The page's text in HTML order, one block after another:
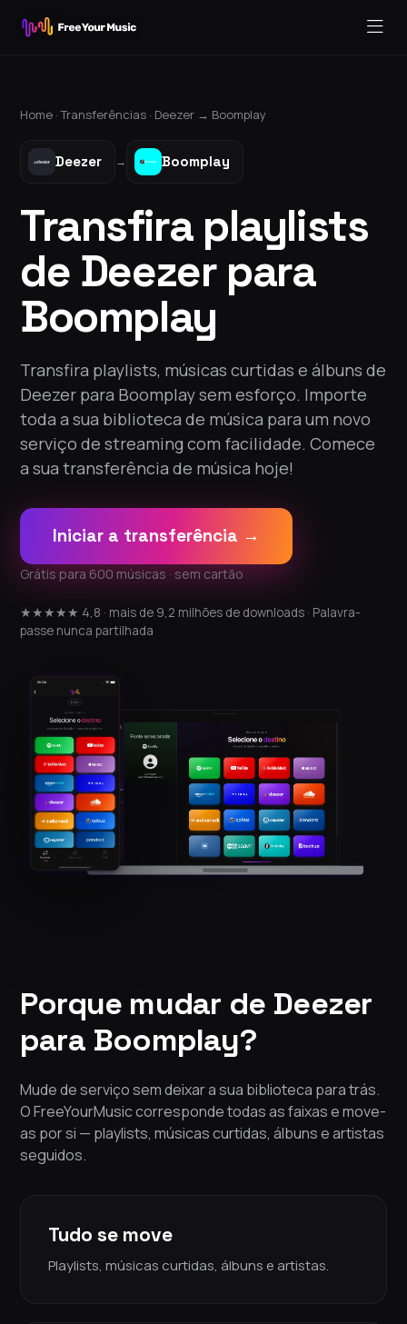
Home ·Transferências · Deezer → Boomplay
Deezer → Boomplay
Transfira playlists
de Deezer para
Boomplay
Transfira playlists, músicas curtidas e álbuns de
Deezer para Boomplay sem esforço. Importe
toda a sua biblioteca de música para um novo
serviço de streaming com facilidade. Comece
a sua transferência de música hoje!
Iniciar a transferência →
Grátis para 600 músicas · sem cartão
★★★★★ 4,8 · mais de 9,2 milhões de downloads · Palavra-
passe nunca partilhada
Porque mudar de Deezer
para Boomplay?
Mude de serviço sem deixar a sua biblioteca para trás.
O FreeYourMusic corresponde todas as faixas e move-
as por si — playlists, músicas curtidas, álbuns e artistas
seguidos.
Tudo se move
Playlists, músicas curtidas, álbuns e artistas.